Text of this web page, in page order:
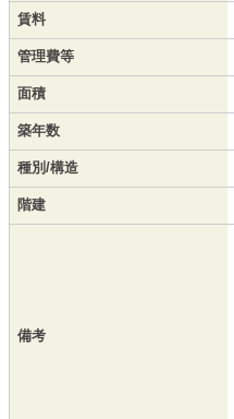
賃料
管理費等
面積
築年数
種別/構造
階建
備考